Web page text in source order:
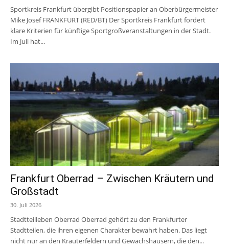
Sportkreis Frankfurt übergibt Positionspapier an Oberbürgermeister
Mike Josef FRANKFURT (RED/BT) Der Sportkreis Frankfurt fordert
klare Kriterien für künftige Sportgroßveranstaltungen in der Stadt.
Im Juli hat...
Frankfurt Oberrad – Zwischen Kräutern und
Großstadt
30. Juli 2026
Stadtteilleben Oberrad Oberrad gehört zu den Frankfurter
Stadtteilen, die ihren eigenen Charakter bewahrt haben. Das liegt
nicht nur an den Kräuterfeldern und Gewächshäusern, die den...